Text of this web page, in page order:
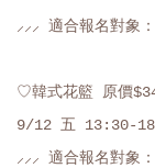
⸝⸝⸝ 適合報名對象
♡韓式花籃 原價
9/12 五 13:30-
⸝⸝⸝ 適合報名對象